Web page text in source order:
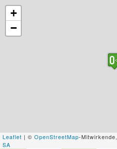
+
−
Leaflet | © OpenStreetMap-Mitwirkende,
SA